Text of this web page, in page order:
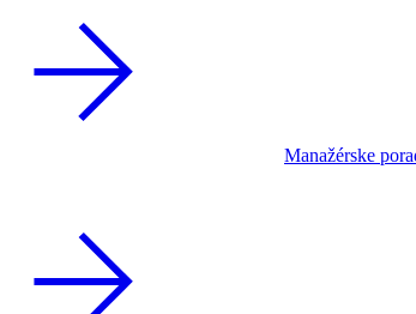
Manažérske